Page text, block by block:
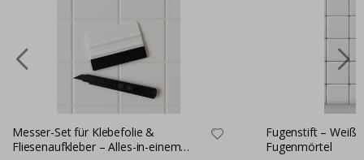
Messer-Set für Klebefolie &
Fliesenaufkleber – Alles-in-einem
Fugenstift –
Fugenmörtel